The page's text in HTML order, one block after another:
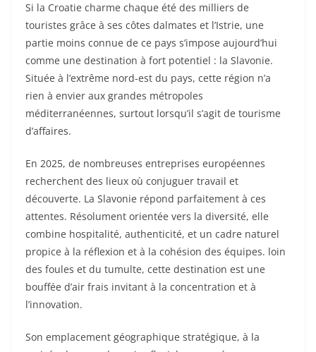
Si la Croatie charme chaque été des milliers de
touristes grâce à ses côtes dalmates et l’Istrie, une
partie moins connue de ce pays s’impose aujourd’hui
comme une destination à fort potentiel : la Slavonie.
Située à l’extrême nord-est du pays, cette région n’a
rien à envier aux grandes métropoles
méditerranéennes, surtout lorsqu’il s’agit de tourisme
d’affaires.
En 2025, de nombreuses entreprises européennes
recherchent des lieux où conjuguer travail et
découverte. La Slavonie répond parfaitement à ces
attentes. Résolument orientée vers la diversité, elle
combine hospitalité, authenticité, et un cadre naturel
propice à la réflexion et à la cohésion des équipes. loin
des foules et du tumulte, cette destination est une
bouffée d’air frais invitant à la concentration et à
l’innovation.
Son emplacement géographique stratégique, à la